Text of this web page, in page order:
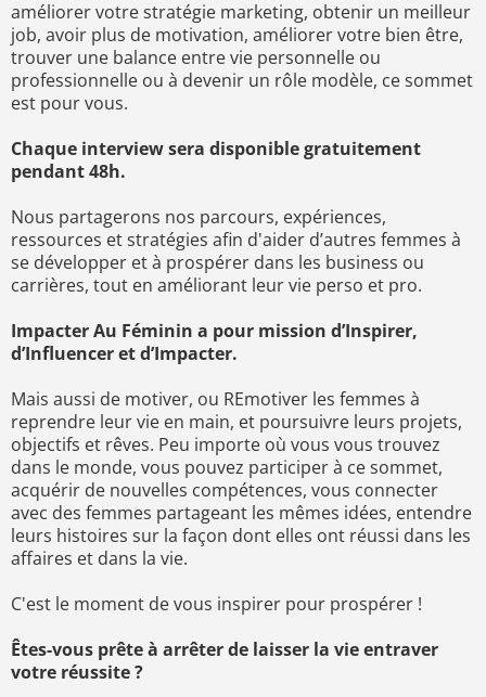
améliorer votre stratégie marketing, obtenir un meilleur
job, avoir plus de motivation, améliorer votre bien être,
trouver une balance entre vie personnelle ou
professionnelle ou à devenir un rôle modèle, ce sommet
est pour vous.
Chaque interview sera disponible gratuitement
pendant 48h.
Nous partagerons nos parcours, expériences,
ressources et stratégies afin d'aider d’autres femmes à
se développer et à prospérer dans les business ou
carrières, tout en améliorant leur vie perso et pro.
Impacter Au Féminin a pour mission d’Inspirer,
d’Influencer et d’Impacter.
Mais aussi de motiver, ou REmotiver les femmes à
reprendre leur vie en main, et poursuivre leurs projets,
objectifs et rêves. Peu importe où vous vous trouvez
dans le monde, vous pouvez participer à ce sommet,
acquérir de nouvelles compétences, vous connecter
avec des femmes partageant les mêmes idées, entendre
leurs histoires sur la façon dont elles ont réussi dans les
affaires et dans la vie.
C'est le moment de vous inspirer pour prospérer !
Êtes-vous prête à arrêter de laisser la vie entraver
votre réussite ?